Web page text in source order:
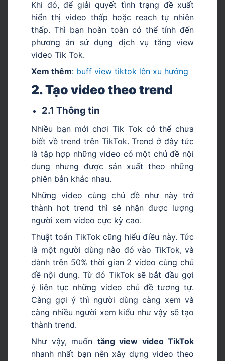
Khi đó, để giải quyết tình trạng đề xuất
hiển thị video thấp hoặc reach tự nhiên
thấp. Thì bạn hoàn toàn có thể tính đến
phương án sử dụng dịch vụ tăng view
video Tik Tok.
Xem thêm: buff view tiktok lên xu hướng
2. Tạo video theo trend
2.1 Thông tin
Nhiều bạn mới chơi Tik Tok có thể chưa
biết về trend trên TikTok. Trend ở đây tức
là tập hợp những video có một chủ đề nội
dung nhưng được sản xuất theo những
phiên bản khác nhau.
Những video cùng chủ đề như này trở
thành hot trend thì sẽ nhận được lượng
người xem video cực kỳ cao.
Thuật toán TikTok cũng hiểu điều này. Tức
là một người dùng nào đó vào TikTok, và
dành trên 50% thời gian 2 video cùng chủ
đề nội dung. Từ đó TikTok sẽ bắt đầu gợi
ý liên tục những video chủ đề tương tự.
Càng gợi ý thì người dùng càng xem và
càng nhiều người xem kiểu như vậy sẽ tạo
thành trend.
Như vậy, muốn tăng view video TikTok
nhanh nhất bạn nên xây dựng video theo